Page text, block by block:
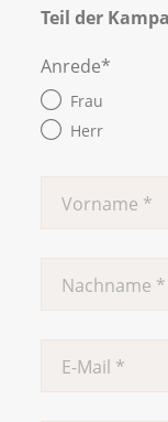
Teil der
Anrede*
Frau
Herr